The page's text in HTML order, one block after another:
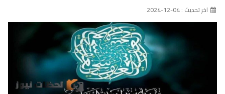
اخر تحديث : 04-12-2024